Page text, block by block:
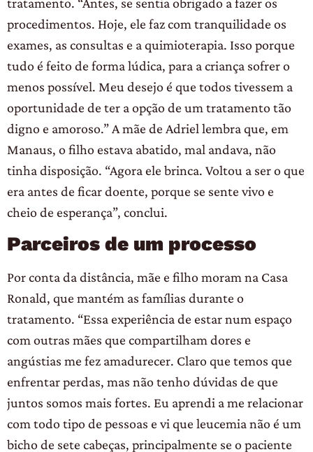
procedimentos. Hoje, ele faz com tranquilidade os
exames, as consultas e a quimioterapia. Isso porque
tudo é feito de forma lúdica, para a criança sofrer o
menos possível. Meu desejo é que todos tivessem a
oportunidade de ter a opção de um tratamento tão
digno e amoroso.” A mãe de Adriel lembra que, em
Manaus, o filho estava abatido, mal andava, não
tinha disposição. “Agora ele brinca. Voltou a ser o que
era antes de ficar doente, porque se sente vivo e
cheio de esperança”, conclui.
Parceiros de um processo
Por conta da distância, mãe e filho moram na Casa
Ronald, que mantém as famílias durante o
tratamento. “Essa experiência de estar num espaço
com outras mães que compartilham dores e
angústias me fez amadurecer. Claro que temos que
enfrentar perdas, mas não tenho dúvidas de que
juntos somos mais fortes. Eu aprendi a me relacionar
com todo tipo de pessoas e vi que leucemia não é um
bicho de sete cabeças, principalmente se o paciente